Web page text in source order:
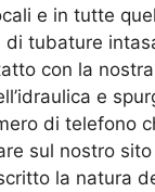
e in tutte
di tubature
con la
e
di telefono
sul nostro
la natura